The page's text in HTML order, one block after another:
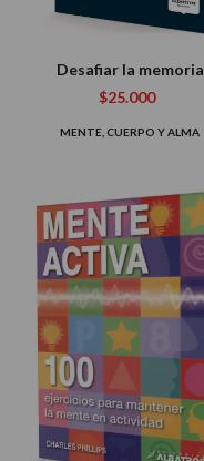
Desafiar la memoria
$25.000
MENTE, CUERPO Y ALMA